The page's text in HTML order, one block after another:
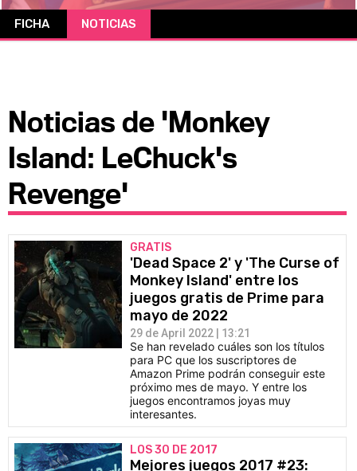
FICHA NOTICIAS
Noticias de 'Monkey
Island: LeChuck's
Revenge'
GRATIS
'Dead Space 2' y 'The Curse of
Monkey Island' entre los
juegos gratis de Prime para
mayo de 2022
29 de April 2022 | 13:21
Se han revelado cuáles son los títulos
para PC que los suscriptores de
Amazon Prime podrán conseguir este
próximo mes de mayo. Y entre los
juegos encontramos joyas muy
interesantes.
LOS 30 DE 2017
Mejores juegos 2017 #23: